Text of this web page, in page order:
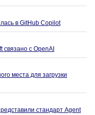
в GitHub Copilot
с OpenAI
места для загрузки
стандарт Agent